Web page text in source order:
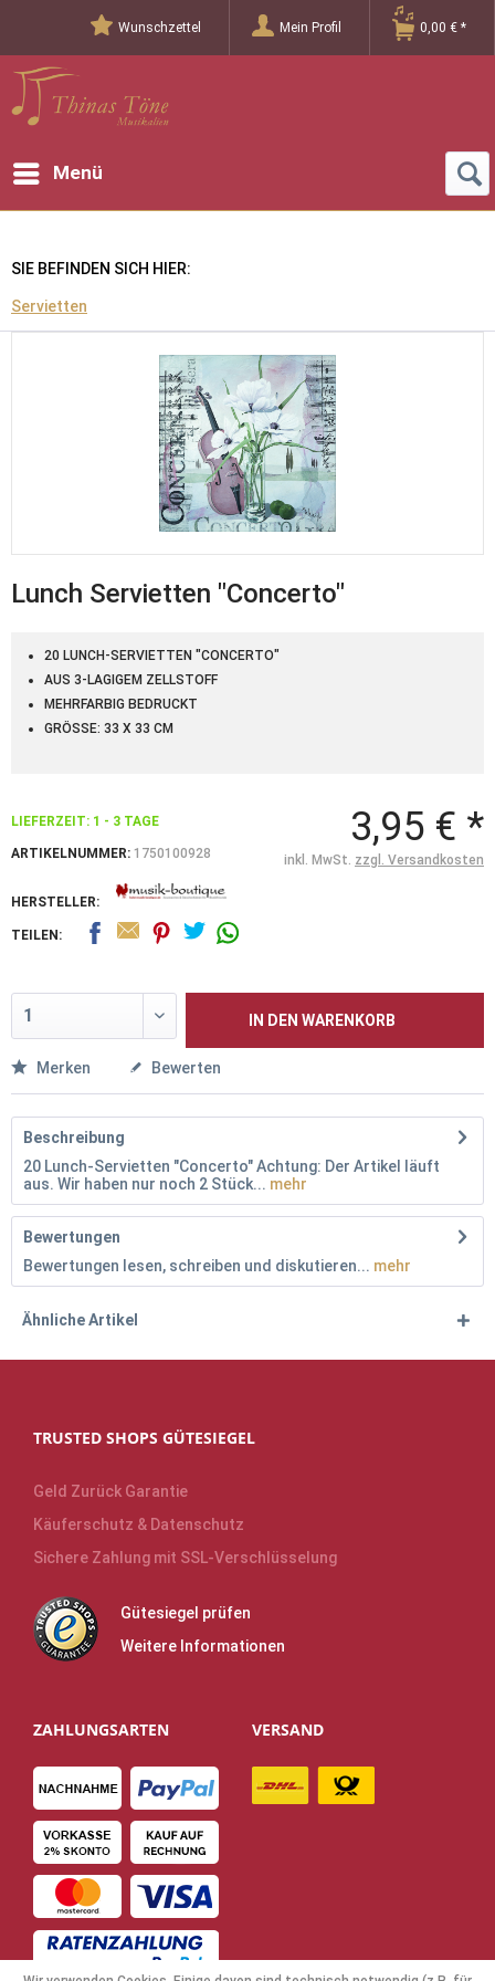
Wunschzettel Mein Profil 0,00 € *
Menü
SIE BEFINDEN SICH HIER:
Servietten
Lunch Servietten "Concerto"
20 LUNCH-SERVIETTEN "CONCERTO"
AUS 3-LAGIGEM ZELLSTOFF
MEHRFARBIG BEDRUCKT
GRÖSSE: 33 X 33 CM
LIEFERZEIT: 1 - 3 TAGE
ARTIKELNUMMER: 1750100928
HERSTELLER:
3,95 € *
inkl. MwSt. zzgl. Versandkosten
TEILEN:
IN DEN WARENKORB
Merken Bewerten
Beschreibung
20 Lunch-Servietten "Concerto" Achtung: Der Artikel läuft
aus. Wir haben nur noch 2 Stück... mehr
Bewertungen
Bewertungen lesen, schreiben und diskutieren... mehr
Ähnliche Artikel
TRUSTED SHOPS GÜTESIEGEL
Geld Zurück Garantie
Käuferschutz & Datenschutz
Sichere Zahlung mit SSL-Verschlüsselung
Gütesiegel prüfen
Weitere Informationen
ZAHLUNGSARTEN VERSAND